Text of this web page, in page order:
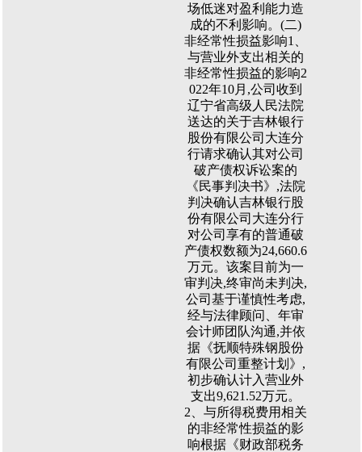
场低迷对盈利能力造
成的不利影响。(二)
非经常性损益影响1、
与营业外支出相关的
非经常性损益的影响2
022年10月,公司收到
辽宁省高级人民法院
送达的关于吉林银行
股份有限公司大连分
行请求确认其对公司
破产债权诉讼案的
《民事判决书》,法院
判决确认吉林银行股
份有限公司大连分行
对公司享有的普通破
产债权数额为24,660.6
万元。该案目前为一
审判决,终审尚未判决,
公司基于谨慎性考虑,
经与法律顾问、年审
会计师团队沟通,并依
据《抚顺特殊钢股份
有限公司重整计划》,
初步确认计入营业外
支出9,621.52万元。
2、与所得税费用相关
的非经常性损益的影
响根据《财政部税务